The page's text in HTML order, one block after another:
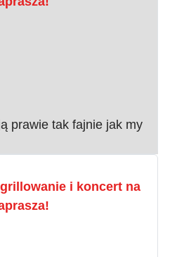
prawie tak fajnie jak my
i koncert na